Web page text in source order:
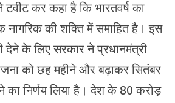
कर कहा है कि भारतवर्ष का
नागरिक की शक्ति में समाहित है। इस
के लिए सरकार ने प्रधानमंत्री
को छह महीने और बढ़ाकर सितंबर
निर्णय लिया है। देश के 80 करोड़